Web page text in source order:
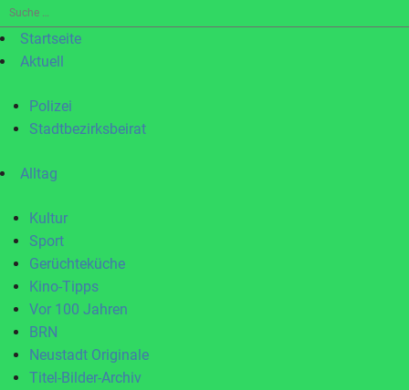
Suche
nach:Startseite
Aktuell
Polizei
Stadtbezirksbeirat
Alltag
Kultur
Sport
Gerüchteküche
Kino-Tipps
Vor 100 Jahren
BRN
Neustadt Originale
Titel-Bilder-Archiv